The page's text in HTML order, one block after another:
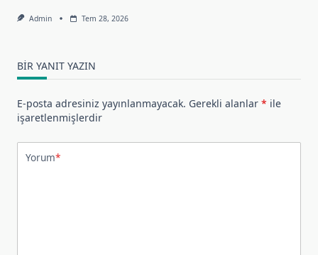
Admin Tem 28, 2026
BIR YANIT YAZIN
E-posta adresiniz yayınlanmayacak. Gerekli alanlar * ile
işaretlenmişlerdir
Yorum*